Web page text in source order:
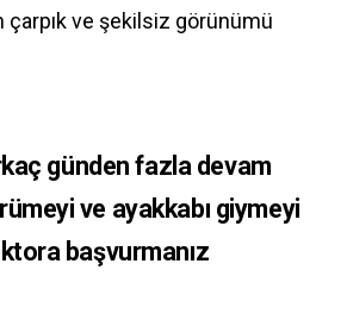
çarpık ve şekilsiz görünümü
günden fazla devam
ve ayakkabı giymeyi
başvurmanız